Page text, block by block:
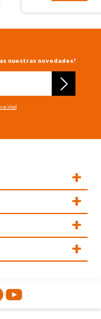
nuestras novedades!
+
+
+
+